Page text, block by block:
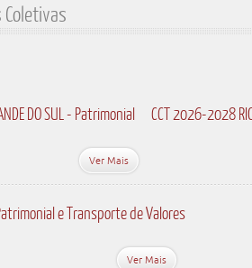
DO SUL - Patrimonial
Ver Mais
CCT 2026-2028
e Transporte de Valores
Ver Mais